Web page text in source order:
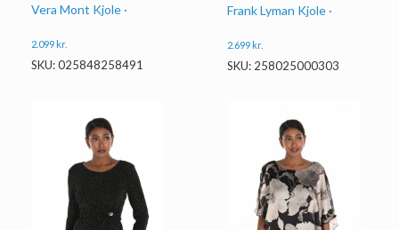
Vera Mont Kjole ·
2.099 kr.
SKU: 025848258491
Frank Lyman Kjole ·
2.699 kr.
SKU: 258025000303